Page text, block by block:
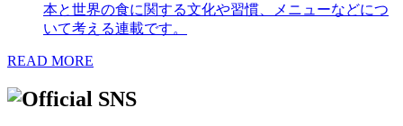
本と世界の食に関する文化や習慣、メニューなどにつ
いて考える連載です。
READ MORE